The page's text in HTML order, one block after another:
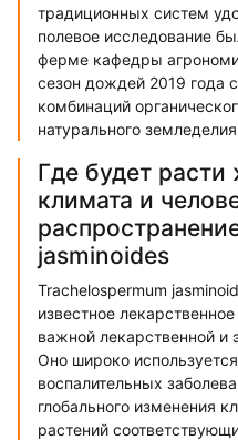
традиционных систем
полевое исследование
ферме кафедры
сезон дождей 2019 года
комбинаций
натурального
Где будет
климата и
jasminoides
Trachelospermum
известное
важной лекарственной и
Оно широко
воспалительных
глобального изменения
растений